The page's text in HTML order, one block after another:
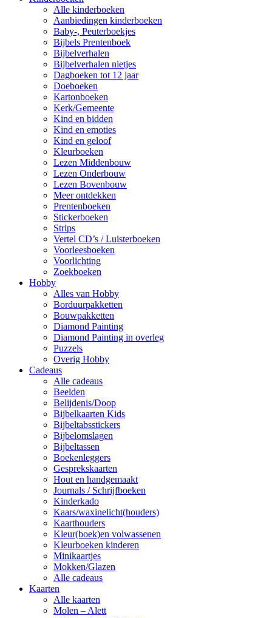
Alle kinderboeken
Aanbiedingen kinderboeken
Baby-, Peuterboekjes
Bijbels Prentenboek
Bijbelverhalen
Bijbelverhalen nietjes
Dagboeken tot 12 jaar
Doeboeken
Kartonboeken
Kerk/Gemeente
Kind en bidden
Kind en emoties
Kind en geloof
Kleurboeken
Lezen Middenbouw
Lezen Onderbouw
Lezen Bovenbouw
Meer ontdekken
Prentenboeken
Stickerboeken
Strips
Vertel CD’s / Luisterboeken
Voorleesboeken
Voorlichting
Zoekboeken
Hobby
Alles van Hobby
Borduurpakketten
Bouwpakketten
Diamond Painting
Diamond Painting in overleg
Puzzels
Overig Hobby
Cadeaus
Alle cadeaus
Beelden
Belijdenis/Doop
Bijbelkaarten Kids
Bijbeltabsstickers
Bijbelomslagen
Bijbeltassen
Boekenleggers
Gesprekskaarten
Hout en handgemaakt
Journals / Schrijfboeken
Kinderkado
Kaars/waxinelicht(houders)
Kaarthouders
Kleur(boek)en volwassenen
Kleurboeken kinderen
Minikaartjes
Mokken/Glazen
Alle cadeaus
Kaarten
Alle kaarten
Molen – Alett